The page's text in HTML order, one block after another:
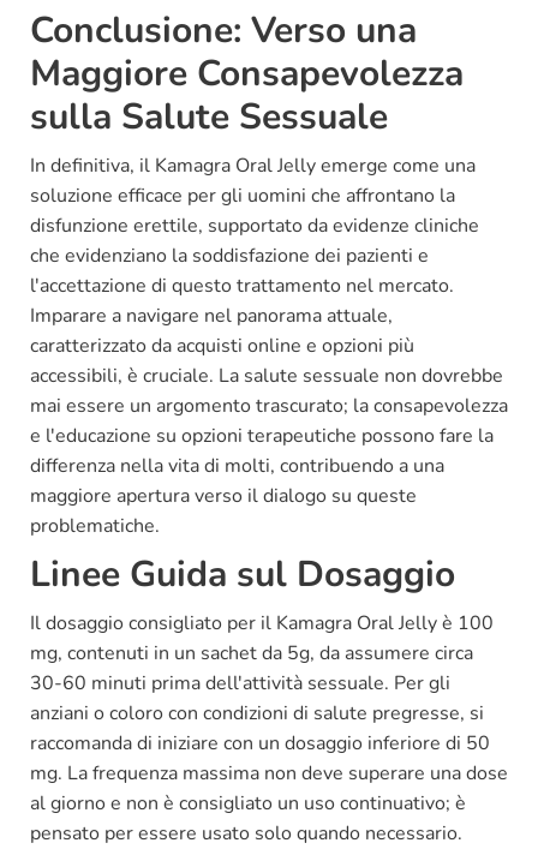
Conclusione: Verso una
Maggiore Consapevolezza
sulla Salute Sessuale
In definitiva, il Kamagra Oral Jelly emerge come una
soluzione efficace per gli uomini che affrontano la
disfunzione erettile, supportato da evidenze cliniche
che evidenziano la soddisfazione dei pazienti e
l'accettazione di questo trattamento nel mercato.
Imparare a navigare nel panorama attuale,
caratterizzato da acquisti online e opzioni più
accessibili, è cruciale. La salute sessuale non dovrebbe
mai essere un argomento trascurato; la consapevolezza
e l'educazione su opzioni terapeutiche possono fare la
differenza nella vita di molti, contribuendo a una
maggiore apertura verso il dialogo su queste
problematiche.
Linee Guida sul Dosaggio
Il dosaggio consigliato per il Kamagra Oral Jelly è 100
mg, contenuti in un sachet da 5g, da assumere circa
30-60 minuti prima dell'attività sessuale. Per gli
anziani o coloro con condizioni di salute pregresse, si
raccomanda di iniziare con un dosaggio inferiore di 50
mg. La frequenza massima non deve superare una dose
al giorno e non è consigliato un uso continuativo; è
pensato per essere usato solo quando necessario.